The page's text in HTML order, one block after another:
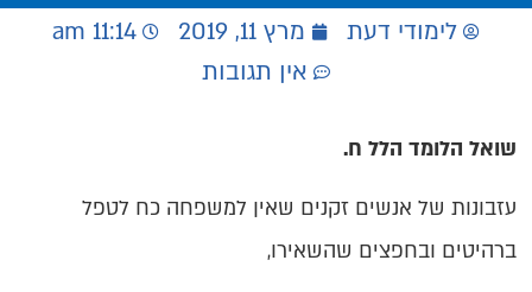
לימודי דעת מרץ 11, 2019
11:14 am
אין תגובות
שואל הלומד הלל ח.
עזבונות של אנשים זקנים שאין למשפחה כח לטפל
ברהיטים ובחפצים שהשאירו,